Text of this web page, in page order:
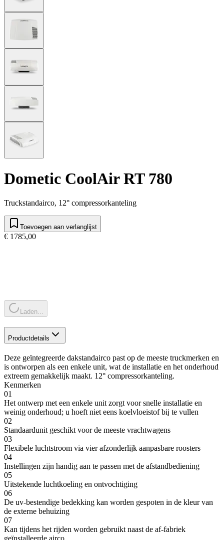
Dometic CoolAir RT 780
Truckstandairco, 12° compressorkanteling
Toevoegen aan verlanglijst
€ 1785,00
Laden...
Productdetails
Deze geïntegreerde dakstandairco past op de meeste truckmerken en
is ontworpen als een enkele unit, wat de installatie en het onderhoud
extreem gemakkelijk maakt. 12° compressorkanteling.
Kenmerken
01
Het ontwerp met een enkele unit zorgt voor snelle installatie en
weinig onderhoud; u hoeft niet eens koelvloeistof bij te vullen
02
Standaardunit geschikt voor de meeste vrachtwagens
03
Flexibele luchtstroom via vier afzonderlijk aanpasbare roosters
04
Instellingen zijn handig aan te passen met de afstandbediening
05
Uitstekende luchtkoeling en ontvochtiging
06
De uv-bestendige bedekking kan worden gespoten in de kleur van
de externe behuizing
07
Kan tijdens het rijden worden gebruikt naast de af-fabriek
geïnstalleerde airco